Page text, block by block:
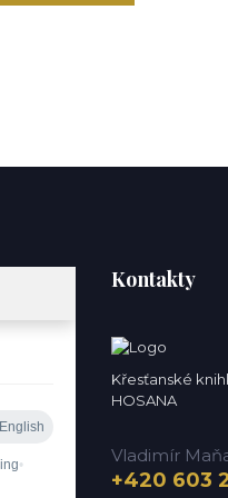
Kontakty
Křesťanské
HOSANA
Vladimír
+420 603